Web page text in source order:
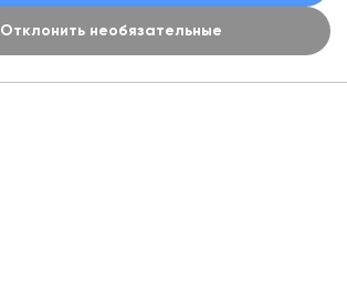
Отклонить необязательные